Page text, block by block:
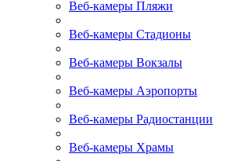
Веб-камеры Пляжи
Веб-камеры Стадионы
Веб-камеры Вокзалы
Веб-камеры Аэропорты
Веб-камеры Радиостанции
Веб-камеры Храмы